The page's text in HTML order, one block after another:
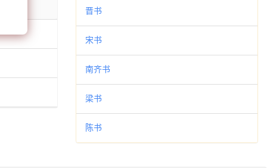
晋书
宋书
南齐书
梁书
陈书